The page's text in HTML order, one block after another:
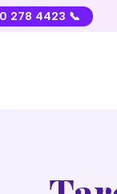
278 4423 📞